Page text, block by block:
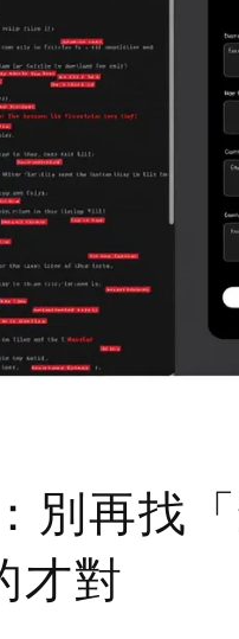
別再找「
才對